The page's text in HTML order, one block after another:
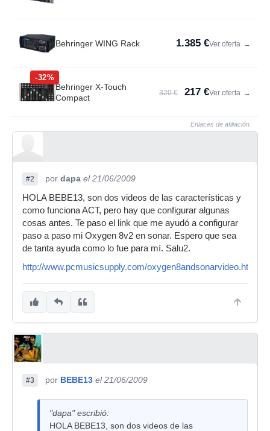
Behringer WING Rack 1.385 €Ver oferta →
-32%
Behringer X-Touch
Compact
320 € 217 €Ver oferta →
Enlaces de afiliación
#2 por dapa el 21/06/2009
HOLA BEBE13, son dos videos de las características y
como funciona ACT, pero hay que configurar algunas
cosas antes. Te paso el link que me ayudó a configurar
paso a paso mi Oxygen 8v2 en sonar. Espero que sea
de tanta ayuda como lo fue para mí. Salu2.
http://www.pcmusicsupply.com/oxygen8andsonarvideo.html
#3 por BEBE13 el 21/06/2009
"dapa" escribió:
HOLA BEBE13, son dos videos de las